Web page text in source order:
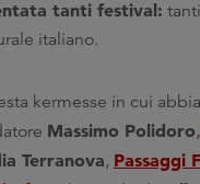
tanti festival:
italiano.
kermesse in cui
Massimo Polidoro,
Terranova, Passaggi